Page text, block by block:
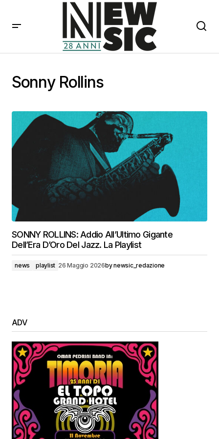
Sonny Rollins
SONNY ROLLINS: Addio All’Ultimo Gigante
Dell’Era D’Oro Del Jazz. La Playlist
news playlist 26 Maggio 2026bynewsic_redazione
ADV